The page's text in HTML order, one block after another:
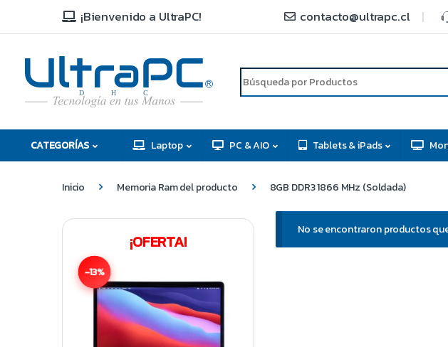
¡Bienvenido a UltraPC! contacto@ultrapc.cl
C
H
D
R
CATEGORÍAS Laptop PC & AIO Tablets & iPads
Inicio Memoria Ram del producto 8GB DDR3 1866 MHz (Soldada)
No se encontraron productos
¡OFERTA!
-13%